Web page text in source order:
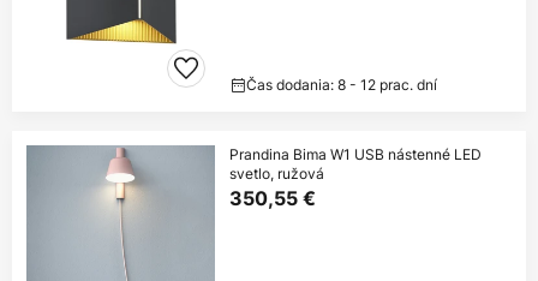
Čas dodania: 8 - 12 prac. dní
Prandina Bima W1 USB nástenné LED
svetlo, ružová
350,55 €